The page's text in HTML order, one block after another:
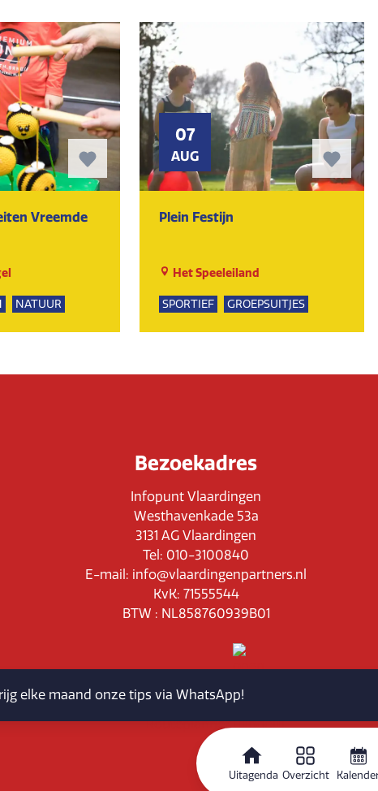
Uitagenda Overzicht
Vreemde
NATUUR
07
AUG
Plein Festijn
Het Speeleiland
SPORTIEF GROEPSUITJES
Bezoekadres
Infopunt Vlaardingen
Westhavenkade 53a
3131 AG Vlaardingen
Tel: 010-3100840
E-mail: info@vlaardingenpartners.nl
KvK: 71555544
BTW : NL858760939B01
Routeplanner
elke maand onze tips via WhatsApp!